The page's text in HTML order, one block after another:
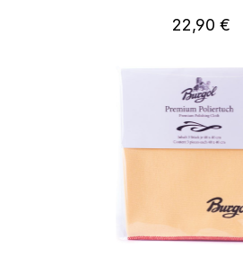
Regulärer
22,90 €